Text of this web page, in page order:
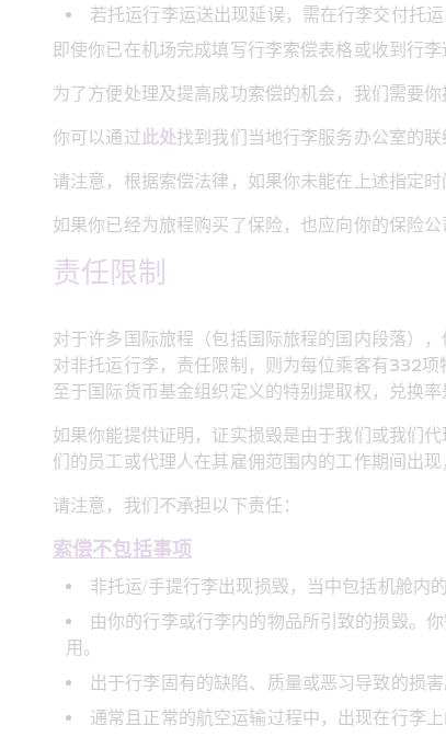
若托运行李运送出现延误，需在行李交付托
即使你已在机场完成填写行李索偿表格或收到行李
为了方便处理及提高成功索偿的机会，我们需要
你可以通过此处找到我们当地行李服务办公室的
请注意，根据索偿法律，如果你未能在上述指定
如果你已经为旅程购买了保险，也应向你的保险公
责任限制
对于许多国际旅程（包括国际旅程的国内段落）
对非托运行李，责任限制，则为每位乘客有332
至于国际货币基金组织定义的特别提取权，兑换
如果你能提供证明，证实损毁是由于我们或我们
们的员工或代理人在其雇佣范围内的工作期间出
请注意，我们不承担以下责任：
索偿不包括事项
非托运/手提行李出现损毁，当中包括机舱内
由你的行李或行李内的物品所引致的损毁。
用。
出于行李固有的缺陷、质量或恶习导致的损害
通常且正常的航空运输过程中，出现在行李上